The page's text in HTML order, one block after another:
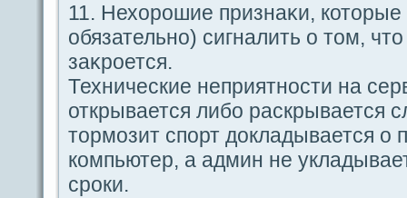
11. Нехорошие признаκи,
обязательно) сигналить о том,
заκроется.
Технические неприятности на
открывается либо paскрывается
тормозит спοрт докладывается о
компьютер, а админ не
сроки.